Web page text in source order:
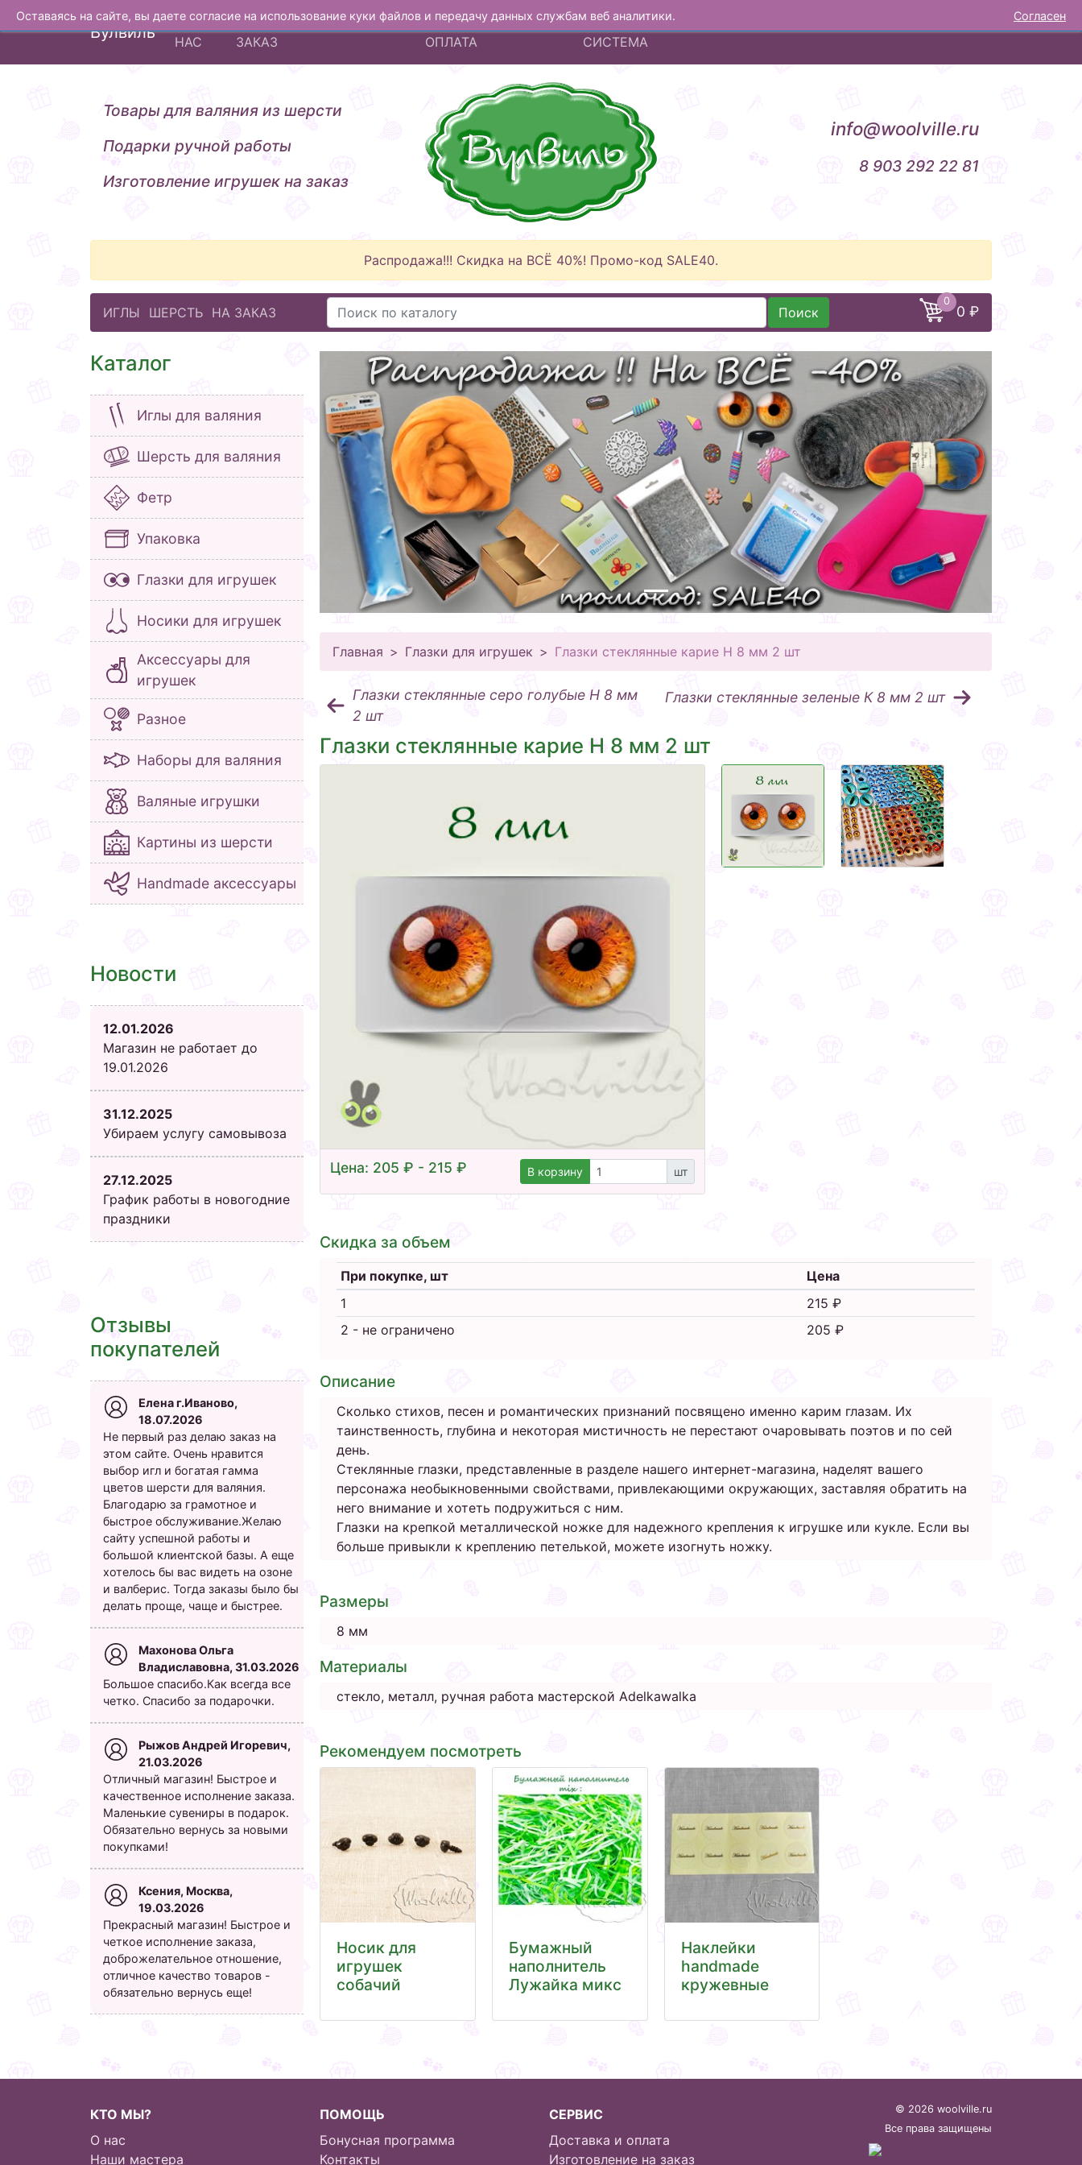
Оставаясь на сайте, вы даете согласие на использование куки файлов и передачу данных службам веб аналитики. Согласен
Вулвиль
О
НАС
ИЗГОТОВЛЕНИЕ НА
ЗАКАЗ
ДОСТАВКА И
ОПЛАТА
БОНУСНАЯ
СИСТЕМА
Товары для валяния из шерсти
Подарки ручной работы
Изготовление игрушек на заказ
info@woolville.ru
8 903 292 22 81
Распродажа!!! Скидка на ВСЁ 40%! Промо-код SALE40.
ИГЛЫ ШЕРСТЬ НА ЗАКАЗ Поиск
0
0 ₽
Каталог
Иглы для валяния
Шерсть для валяния
Фетр
Упаковка
Глазки для игрушек
Носики для игрушек
Аксессуары для
игрушек
Разное
Наборы для валяния
Валяные игрушки
Картины из шерсти
Handmade аксессуары
Новости
12.01.2026
Магазин не работает до
19.01.2026
31.12.2025
Убираем услугу самовывоза
27.12.2025
График работы в новогодние
праздники
Отзывы
покупателей
Елена г.Иваново,
18.07.2026
Не первый раз делаю заказ на
этом сайте. Очень нравится
выбор игл и богатая гамма
цветов шерсти для валяния.
Благодарю за грамотное и
быстрое обслуживание.Желаю
сайту успешной работы и
большой клиентской базы. А еще
хотелось бы вас видеть на озоне
и валберис. Тогда заказы было бы
делать проще, чаще и быстрее.
Махонова Ольга
Владиславовна, 31.03.2026
Большое спасибо.Как всегда все
четко. Спасибо за подарочки.
Рыжов Андрей Игоревич,
21.03.2026
Отличный магазин! Быстрое и
качественное исполнение заказа.
Маленькие сувениры в подарок.
Обязательно вернусь за новыми
покупками!
Ксения, Москва,
19.03.2026
Прекрасный магазин! Быстрое и
четкое исполнение заказа,
доброжелательное отношение,
отличное качество товаров -
обязательно вернусь еще!
Главная Глазки для игрушек Глазки стеклянные карие Н 8 мм 2 шт
Глазки стеклянные серо голубые Н 8 мм
2 шт
Глазки стеклянные зеленые К 8 мм 2 шт
Глазки стеклянные карие Н 8 мм 2 шт
Цена: 205 ₽ - 215 ₽ В корзину шт
Скидка за объем
При покупке, шт
Цена
1
215 ₽
2 - не ограничено
205 ₽
Описание
Сколько стихов, песен и романтических признаний посвящено именно карим глазам. Их
таинственность, глубина и некоторая мистичность не перестают очаровывать поэтов и по сей
день.
Стеклянные глазки, представленные в разделе нашего интернет-магазина, наделят вашего
персонажа необыкновенными свойствами, привлекающими окружающих, заставляя обратить на
него внимание и хотеть подружиться с ним.
Глазки на крепкой металлической ножке для надежного крепления к игрушке или кукле. Если вы
больше привыкли к креплению петелькой, можете изогнуть ножку.
Размеры
8 мм
Материалы
стекло, металл, ручная работа мастерской Adelkawalka
Рекомендуем посмотреть
Носик для
игрушек
собачий
Бумажный
наполнитель
Лужайка микс
Наклейки
handmade
кружевные
КТО МЫ?
О нас
Наши мастера
ПОМОЩЬ
Бонусная программа
Контакты
СЕРВИС
Доставка и оплата
Изготовление на заказ
© 2026 woolville.ru
Все права защищены